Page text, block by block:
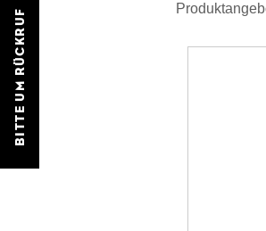
BITTE UM RÜCKRUF